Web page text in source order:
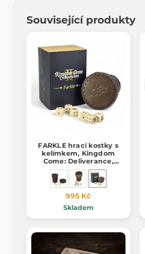
Související produkty
FARKLE hrací kostky s
kelímkem, Kingdom
Come: Deliverance,
oficiální merch
995 Kč
Skladem